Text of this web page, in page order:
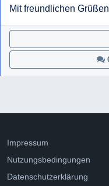
Mit freundlichen Grüßen
Impressum
Nutzungsbedingungen
Datenschutzerklärung